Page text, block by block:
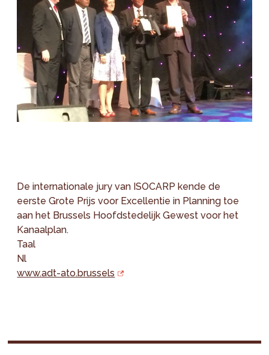
De internationale jury van ISOCARP kende de
eerste Grote Prijs voor Excellentie in Planning toe
aan het Brussels Hoofdstedelijk Gewest voor het
Kanaalplan.
Taal
Nl
www.adt-ato.brussels